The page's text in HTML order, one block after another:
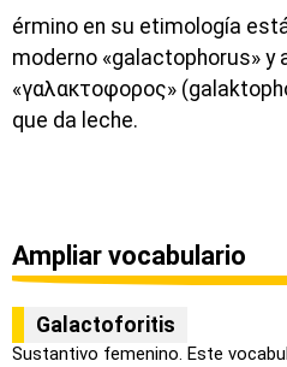
érmino en su etimología
moderno «galactophorus» y
«γαλακτοφορος»
que da leche.
Ampliar vocabulario
Galactoforitis
Sustantivo femenino. Este